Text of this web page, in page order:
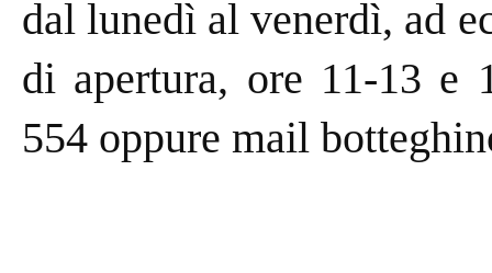
dal lunedì al venerdì, ad
di apertura, ore 11-13 e
554 oppure mail